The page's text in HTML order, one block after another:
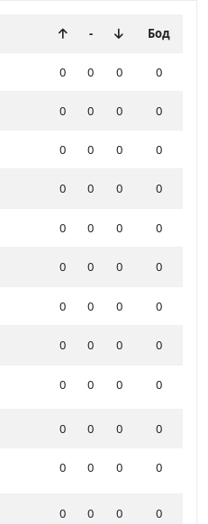
- Бод
0 0 0 0
0 0 0 0
0 0 0 0
0 0 0 0
0 0 0 0
0 0 0 0
0 0 0 0
0 0 0 0
0 0 0 0
0 0 0 0
0 0 0 0
0 0 0 0